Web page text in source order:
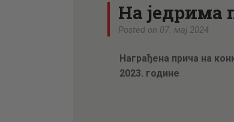
На једрима
Posted on 07. мај 2024
Награђена прича на
2023. године